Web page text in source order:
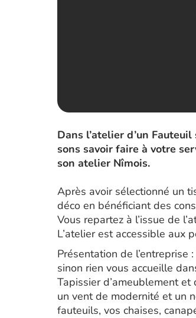
Dans l’atelier d’un
sons savoir faire à votre
son atelier Nîmois.
Après avoir sélectionné un
déco en bénéficiant des
Vous repartez à l’issue de
L’atelier est accessible aux
Présentation de
sinon rien vous accueille
Tapissier d’ameublement
un vent de modernité et un
fauteuils, vos chaises,